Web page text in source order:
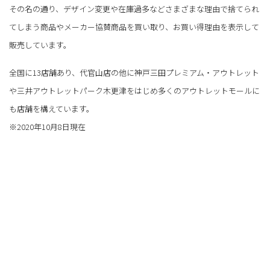
その名の通り、デザイン変更や在庫過多などさまざまな理由で捨てられ
てしまう商品やメーカー協賛商品を買い取り、お買い得理由を表示して
販売しています。
全国に13店舗あり、代官山店の他に神戸三田プレミアム・アウトレット
や三井アウトレットパーク木更津をはじめ多くのアウトレットモールに
も店舗を構えています。
※2020年10月8日現在